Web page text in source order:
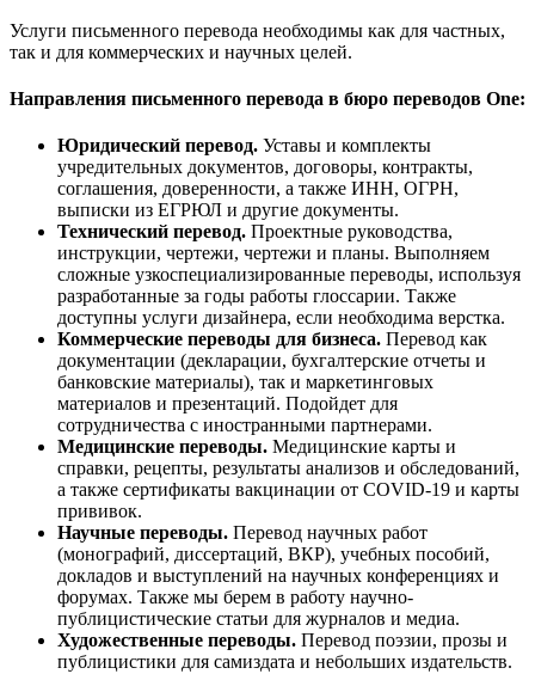
Услуги письменного перевода необходимы как для частных,
так и для коммерческих и научных целей.
Направления письменного перевода в бюро переводов One:
Юридический перевод. Уставы и комплекты
учредительных документов, договоры, контракты,
соглашения, доверенности, а также ИНН, ОГРН,
выписки из ЕГРЮЛ и другие документы.
Технический перевод. Проектные руководства,
инструкции, чертежи, чертежи и планы. Выполняем
сложные узкоспециализированные переводы, используя
разработанные за годы работы глоссарии. Также
доступны услуги дизайнера, если необходима верстка.
Коммерческие переводы для бизнеса. Перевод как
документации (декларации, бухгалтерские отчеты и
банковские материалы), так и маркетинговых
материалов и презентаций. Подойдет для
сотрудничества с иностранными партнерами.
Медицинские переводы. Медицинские карты и
справки, рецепты, результаты анализов и обследований,
а также сертификаты вакцинации от COVID-19 и карты
прививок.
Научные переводы. Перевод научных работ
(монографий, диссертаций, ВКР), учебных пособий,
докладов и выступлений на научных конференциях и
форумах. Также мы берем в работу научно-
публицистические статьи для журналов и медиа.
Художественные переводы. Перевод поэзии, прозы и
публицистики для самиздата и небольших издательств.